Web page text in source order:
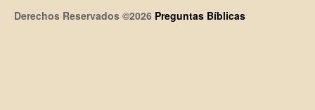
Derechos Reservados ©2026 Preguntas Bíblicas